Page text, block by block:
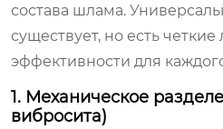
состава шлама.
существует, но есть
эффективности для
1. Механическое
вибросита)